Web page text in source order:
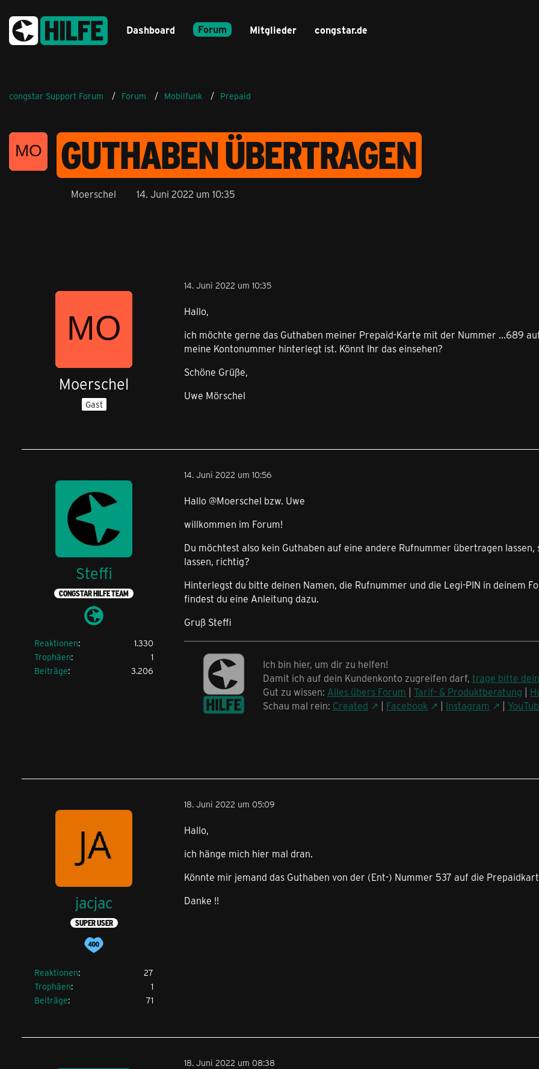
Dashboard Forum Mitglieder congstar.de
congstar Support Forum Forum Mobilfunk Prepaid
GUTHABEN ÜBERTRAGEN
Moerschel 14. Juni 2022 um 10:35
Moerschel
Gast
14. Juni 2022 um 10:35
Hallo,
ich möchte gerne das Guthaben meiner Prepaid-Karte mit der Nummer ...689
meine Kontonummer hinterlegt ist. Könnt Ihr das einsehen?
Schöne Grüße,
Uwe Mörschel
Steffi
CONGSTAR HILFE TEAM
Reaktionen
1.330
Trophäen
1
Beiträge
3.206
14. Juni 2022 um 10:56
Hallo @Moerschel bzw. Uwe
willkommen im Forum!
Du möchtest also kein Guthaben auf eine andere Rufnummer übertragen
lassen, richtig?
Hinterlegst du bitte deinen Namen, die Rufnummer und die Legi-PIN in deinem
findest du eine Anleitung dazu.
Gruß Steffi
Ich bin hier, um dir zu helfen!
Damit ich auf dein Kundenkonto zugreifen darf, trage bitte
Gut zu wissen: Alles übers Forum | Tarif- & Produktberatung |
Schau mal rein: Created | Facebook | Instagram |
jacjac
SUPER USER
Reaktionen
27
Trophäen
1
Beiträge
71
18. Juni 2022 um 05:09
Hallo,
ich hänge mich hier mal dran.
Könnte mir jemand das Guthaben von der (Ent-) Nummer 537 auf die
Danke !!
18. Juni 2022 um 08:38